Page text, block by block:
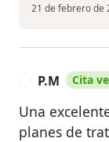
21 de febrero de
P.M Cita
Una
planes de